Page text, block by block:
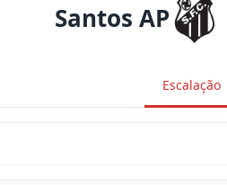
Santos AP
Escalação